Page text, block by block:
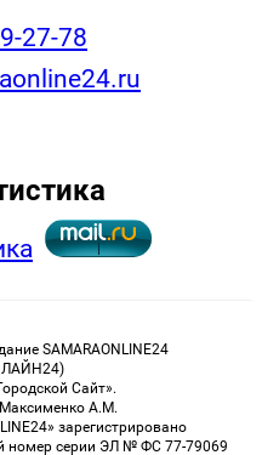
27-78
SAMARAONLINE24
Сайт».
А.М.
зарегистрировано
номер серии ЭЛ № ФС 77-79069